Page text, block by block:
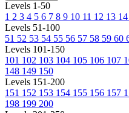
Levels 1-50
1 2 3 4 5 6 7 8 9 10 11 12 13 14
Levels 51-100
51 52 53 54 55 56 57 58 59 60
Levels 101-150
101 102 103 104 105 106 107
148 149 150
Levels 151-200
151 152 153 154 155 156 157
198 199 200